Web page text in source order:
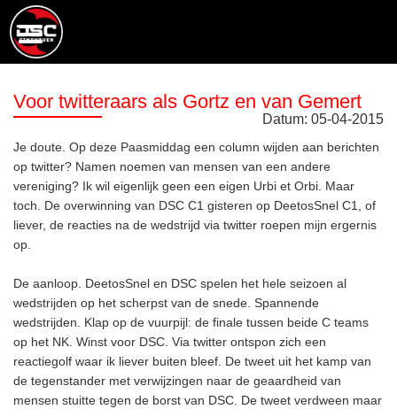
Voor twitteraars als Gortz en van Gemert
Datum: 05-04-2015
Je doute. Op deze Paasmiddag een column wijden aan berichten
op twitter? Namen noemen van mensen van een andere
vereniging? Ik wil eigenlijk geen een eigen Urbi et Orbi. Maar
toch. De overwinning van DSC C1 gisteren op DeetosSnel C1, of
liever, de reacties na de wedstrijd via twitter roepen mijn ergernis
op.
De aanloop. DeetosSnel en DSC spelen het hele seizoen al
wedstrijden op het scherpst van de snede. Spannende
wedstrijden. Klap op de vuurpijl: de finale tussen beide C teams
op het NK. Winst voor DSC. Via twitter ontspon zich een
reactiegolf waar ik liever buiten bleef. De tweet uit het kamp van
de tegenstander met verwijzingen naar de geaardheid van
mensen stuitte tegen de borst van DSC. De tweet verdween maar